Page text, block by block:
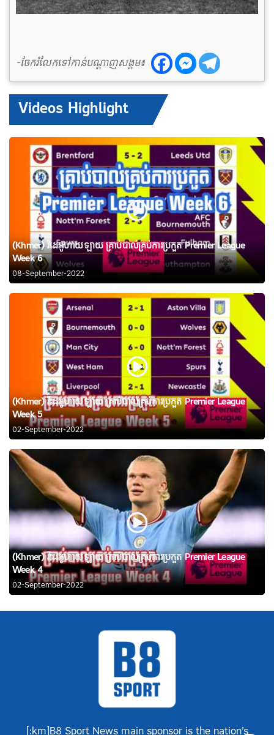
-ចែករំលែកទៅកាន់បណ្តាញសង្គម៖
Videos Highlight
(Khmer) វីដេអូហាយឡាយ គ្រាប់បាល់គ្រប់ការប្រកួត Premier League
Week 6
08-September-2022
(Khmer) វីដេអូហាយឡាយ គ្រាប់បាល់គ្រប់ការប្រកួត Premier League
Week 5
02-September-2022
(Khmer) វីដេអូហាយឡាយ គ្រាប់បាល់គ្រប់ការប្រកួត Premier League
Week 4
02-September-2022
[:km]B8 Sport News main sponsor is the nation’s